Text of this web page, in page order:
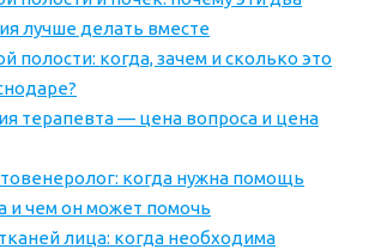
лучше делать вместе
полости: когда, зачем и сколько это
терапевта — цена вопроса и цена
когда нужна помощь
и чем он может помочь
лица: когда необходима